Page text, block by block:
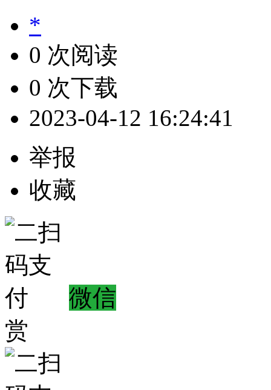
*
0 次阅读
0 次下载
2023-04-12 16:24:41
举报
收藏
微信
赏